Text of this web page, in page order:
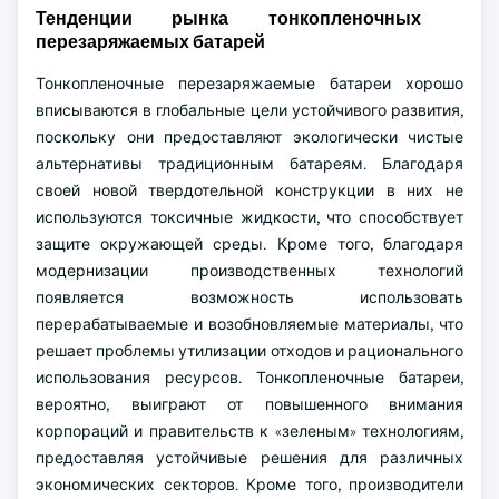
Тенденции рынка тонкопленочных
перезаряжаемых батарей
Тонкопленочные перезаряжаемые батареи хорошо
вписываются в глобальные цели устойчивого развития,
поскольку они предоставляют экологически чистые
альтернативы традиционным батареям. Благодаря
своей новой твердотельной конструкции в них не
используются токсичные жидкости, что способствует
защите окружающей среды. Кроме того, благодаря
модернизации производственных технологий
появляется возможность использовать
перерабатываемые и возобновляемые материалы, что
решает проблемы утилизации отходов и рационального
использования ресурсов. Тонкопленочные батареи,
вероятно, выиграют от повышенного внимания
корпораций и правительств к «зеленым» технологиям,
предоставляя устойчивые решения для различных
экономических секторов. Кроме того, производители